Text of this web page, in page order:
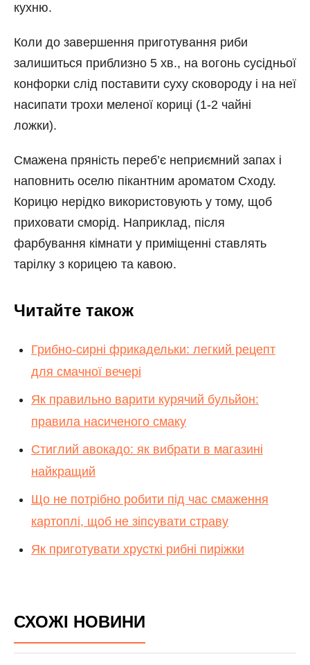
кухню.
Коли до завершення приготування риби
залишиться приблизно 5 хв., на вогонь сусідньої
конфорки слід поставити суху сковороду і на неї
насипати трохи меленої кориці (1-2 чайні
ложки).
Смажена пряність переб’є неприємний запах і
наповнить оселю пікантним ароматом Сходу.
Корицю нерідко використовують у тому, щоб
приховати сморід. Наприклад, після
фарбування кімнати у приміщенні ставлять
тарілку з корицею та кавою.
Читайте також
Грибно-сирні фрикадельки: легкий рецепт
для смачної вечері
Як правильно варити курячий бульйон:
правила насиченого смаку
Стиглий авокадо: як вибрати в магазині
найкращий
Що не потрібно робити під час смаження
картоплі, щоб не зіпсувати страву
Як приготувати хрусткі рибні пиріжки
СХОЖІ НОВИНИ